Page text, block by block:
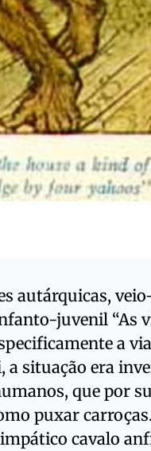
autárquicas,
juvenil “As
a
a situação era
que por
puxar
cavalo